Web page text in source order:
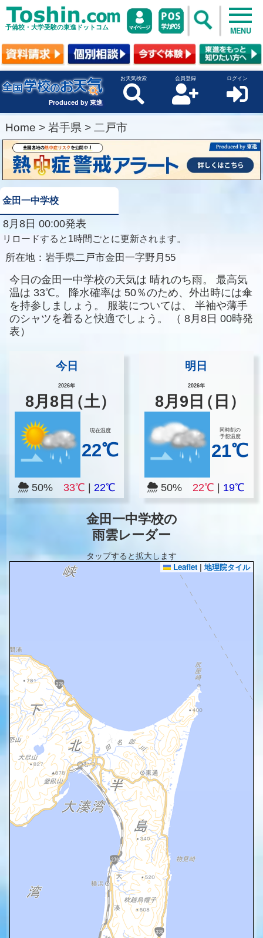
予備校・大学受験の東進ドットコム MENU
Produced by 東進
お天気検索 会員登録 ログイン
Home > 岩手県 > 二戸市
金田一中学校
8月8日 00:00発表
リロードすると1時間ごとに更新されます。
所在地： 岩手県二戸市金田一字野月55
今日の金田一中学校の天気は 晴れのち雨。
最高気
温は 33℃。 降水確率は 50％のため、外出時には傘
を持参しましょう。
服装については、
半袖や薄手
のシャツを着ると快適でしょう。
（ 8月8日 00時発
表）
今日
2026年
8月8 日（土）
現在温度
22℃
50% 33℃ 22℃
明日
2026年
8月 9 日（日）
同時刻の
予想温度
21℃
50% 22℃ 19℃
金田一中学校の
雨雲レーダー
タップすると拡大します
Leaflet | 地理院タイル